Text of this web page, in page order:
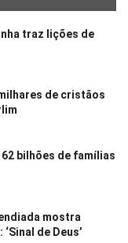
traz lições de
de cristãos
bilhões de famílias
mostra
de Deus’